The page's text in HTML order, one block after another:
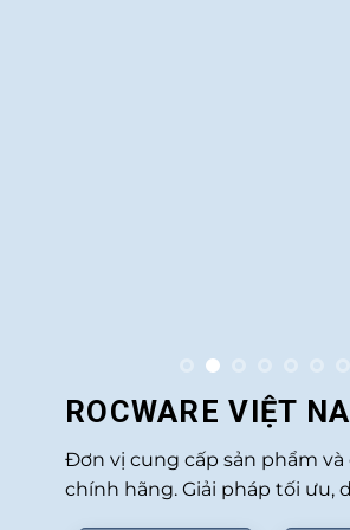
ROCWARE VIỆT
Đơn vị cung cấp sản phẩm và
chính hãng. Giải pháp tối ưu,